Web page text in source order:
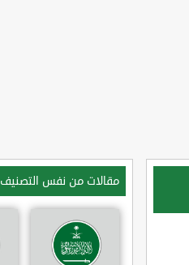
مقالات من نفس التصنيف